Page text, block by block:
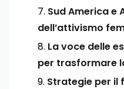
Sud America e
dell’attivismo
La voce delle
per trasformare
Strategie per il